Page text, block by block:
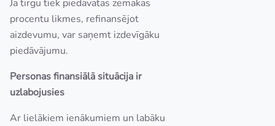
Ja tirgū tiek piedāvātas zemākas
procentu likmes, refinansējot
aizdevumu, var saņemt izdevīgāku
piedāvājumu.
Personas finansiālā situācija ir
uzlabojusies
Ar lielākiem ienākumiem un labāku